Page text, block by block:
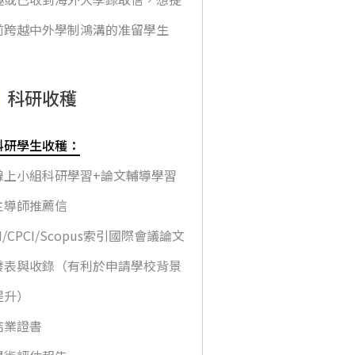
跨越中外學制鴻溝的准留學生
科研收穫
學生收穫：
上小組科研學習+論文輔導學習
導師推薦信
CPCI/Scopus索引國際會議論文
表與收錄（有利於申請學校背景
）
業證書